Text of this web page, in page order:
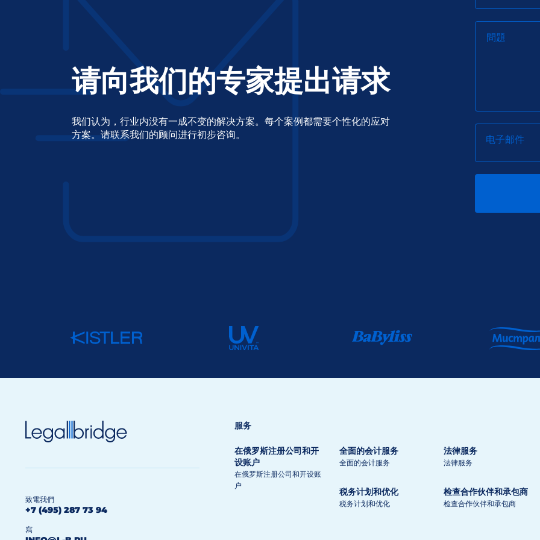
请向我们的专家提出请求
我们认为，行业内没有一成不变的解决方案。每个案例都需要个性化的应对
方案。请联系我们的顾问进行初步咨询。
問題
电子邮件
致電我們
+7 (495) 287 73 94
寫
服务
在俄罗斯注册公司和开
设账户
在俄罗斯注册公司和开设账
户
全面的会计服务
全面的会计服务
税务计划和优化
税务计划和优化
法律服务
法律服务
检查合作伙伴和承包商
检查合作伙伴和承包商